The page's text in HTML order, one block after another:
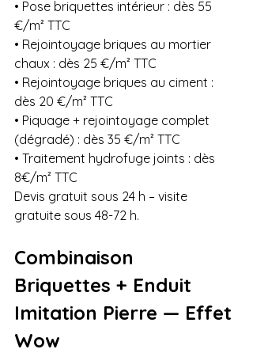
• Pose briquettes intérieur : dès 55
€/m² TTC
• Rejointoyage briques au mortier
chaux : dès 25 €/m² TTC
• Rejointoyage briques au ciment :
dès 20 €/m² TTC
• Piquage + rejointoyage complet
(dégradé) : dès 35 €/m² TTC
• Traitement hydrofuge joints : dès
8€/m² TTC
Devis gratuit sous 24 h – visite
gratuite sous 48-72 h.
Combinaison
Briquettes + Enduit
Imitation Pierre — Effet
Wow